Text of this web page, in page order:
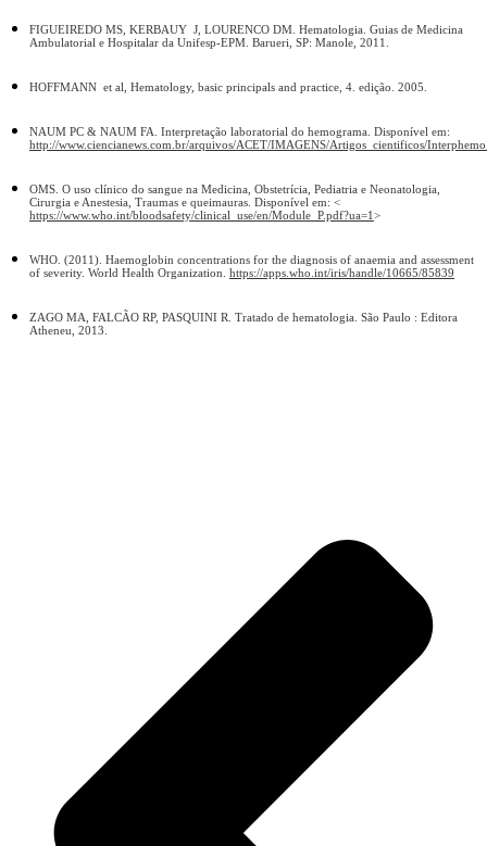
FIGUEIREDO MS, KERBAUY J, LOURENCO DM. Hematologia. Guias de Medicina
Ambulatorial e Hospitalar da Unifesp-EPM. Barueri, SP: Manole, 2011.
HOFFMANN et al, Hematology, basic principals and practice, 4. edição. 2005.
NAUM PC & NAUM FA. Interpretação laboratorial do hemograma. Disponível em:
http://www.ciencianews.com.br/arquivos/ACET/IMAGENS/Artigos_cientificos/
OMS. O uso clínico do sangue na Medicina, Obstetrícia, Pediatria e Neonatologia,
Cirurgia e Anestesia, Traumas e queimauras. Disponível em: <
https://www.who.int/bloodsafety/clinical_use/en/Module_P.pdf?ua=1>
WHO. (2011). Haemoglobin concentrations for the diagnosis of anaemia and assessment
of severity. World Health Organization. https://apps.who.int/iris/handle/10665/85839
ZAGO MA, FALCÃO RP, PASQUINI R. Tratado de hematologia. São Paulo : Editora
Atheneu, 2013.